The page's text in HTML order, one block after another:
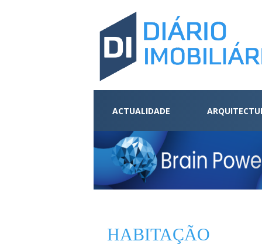
ACTUALIDADE
HABITAÇÃO